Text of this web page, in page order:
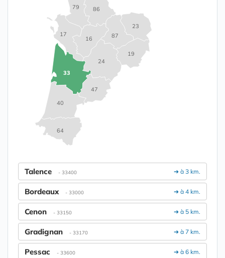
16
17
19
23
24
33
40
47
64
79 86
87
➔ à 3 km.
Talence - 33400
➔ à 4 km.
Bordeaux - 33000
➔ à 5 km.
Cenon - 33150
➔ à 7 km.
Gradignan - 33170
➔ à 6 km.
Pessac - 33600